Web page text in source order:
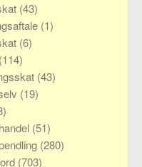
(43)
(1)
(6)
(114)
(43)
(19)
(51)
(280)
(703)